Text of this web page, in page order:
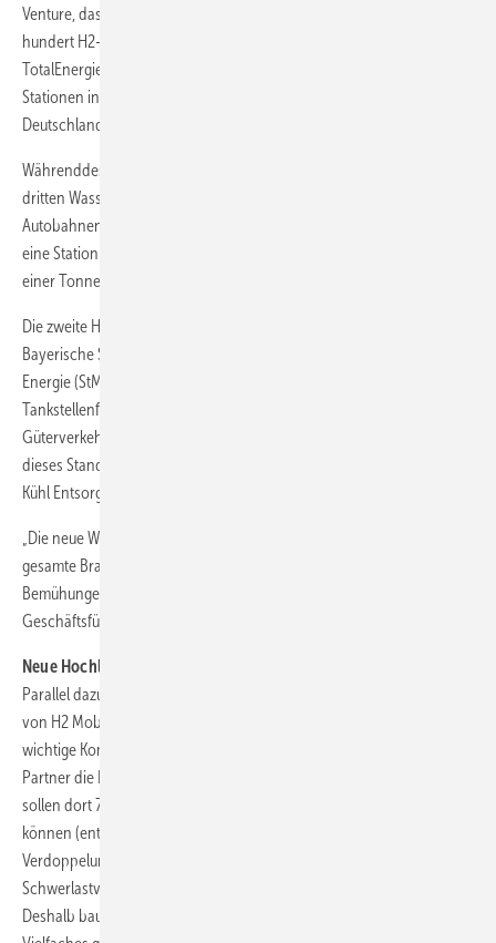
Venture, das innerhalb der nächsten zehn Jahre in Europa mehr als
hundert H2-Tankstellen für schwere Nutzfahrzeuge unter der Marke
TotalEnergies in Betrieb haben will. Ende 2024 werden es rund 20
Stationen in Frankreich, den Niederlanden, Belgien, Luxemburg und
Deutschland sein.
Währenddessen plant Tyczka Hydrogen ab Mitte 2025 den Bau seiner
dritten Wasserstofftankstelle in Bayern. In Geretsried, unweit der
Autobahnen A70, A71 und A7, soll in der ersten Jahreshälfte 2026
eine Station in Betrieb gehen, die über eine Betankungskapazität von
einer Tonne pro Tag ausgelegt ist.
Die zweite H
Bayerische Staatsministerium für Wirtschaft, Landesentwicklung und
Energie (StMWi) im Zuge des bayerischen
Tankstellenförderprogramms gefördert wurde, ist am 17. Juni 2024 im
Güterverkehrszentrum Augsburg eröffnet worden. Potentielle Nutzer
dieses Standorts sind Arthur Bus, BMW, Daimler Bus, Hylane, Keyou,
Kühl Entsorgung, MAN, Paul Group, Quantron, SFC sowie Still.
„Die neue Wasserstofftankstelle ist ein bedeutendes Signal für die
gesamte Branche und ein Meilenstein für unsere gemeinsamen
Bemühungen in der nachhaltigen Mobilität“, erklärte Thomas Zorn,
Geschäftsführer der Tyczka Hydrogen GmbH.
Neue Hochleistungstankstellen
Parallel dazu wird der Bau einer Wasserstofftankstelle in Frankenthal
von H2 Mobility und BASF vorangetrieben. Nachdem im Mai 2024
wichtige Komponenten angeliefert werden konnten, planen die
Partner die Inbetriebnahme für das vierte Quartal 2024. Zunächst
sollen dort 700 bis 800 Kilogramm Wasserstoff vertankt werden
können (entspricht mehr als 30 Lkw bzw. Bussen). Bis 2027 ist eine
Verdoppelung der Kapazität vorgesehen. „Die Nachfrage im
Schwerlastverkehr wird auch in dieser Region deutlich zunehmen.
Deshalb bauen wir neue Standorte wie in Frankenthal um ein